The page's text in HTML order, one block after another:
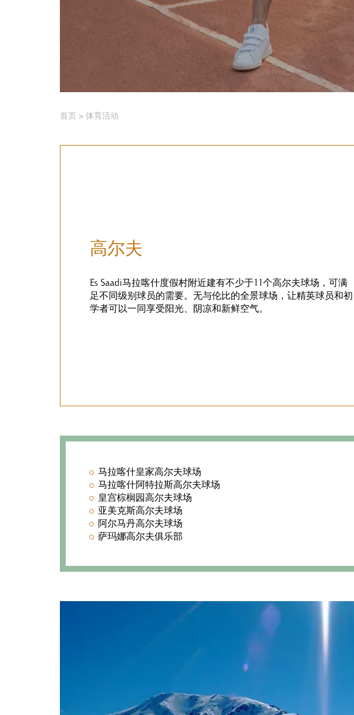
首页 >体育活动
高尔夫
Es Saadi马拉喀什度假村附近建有不少于11个高尔夫球场，可满
足不同级别球员的需要。无与伦比的全景球场，让精英球员和初
学者可以一同享受阳光、阴凉和新鲜空气。
马拉喀什皇家高尔夫球场
马拉喀什阿特拉斯高尔夫球场
皇宫棕榈园高尔夫球场
亚美克斯高尔夫球场
阿尔马丹高尔夫球场
萨玛娜高尔夫俱乐部